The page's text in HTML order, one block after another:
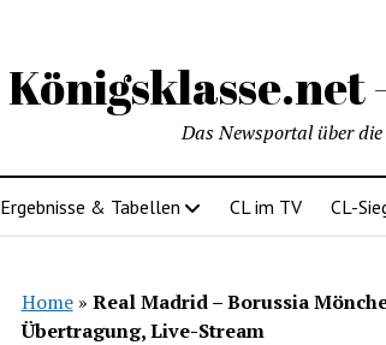
Königsklasse.net
Das Newsportal über
Ergebnisse & Tabellen CL im TV CL-
Home» Real Madrid – Borussia
Übertragung, Live-Stream